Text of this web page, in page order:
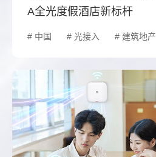
A全光度假酒店新标杆
# 中国 # 光接入 # 建筑地产